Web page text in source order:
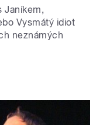
Janíkem,
Vysmátý idiot
neznámých